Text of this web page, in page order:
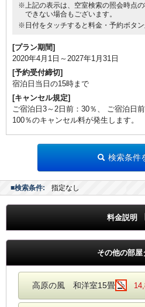
※上記の表示は、空室検索の照会時点
できない場合もございます。
※日付をタッチすると料金・予約ボタン
[プラン期間]
2020年4月1日～2027年1月31日
[予約受付締切]
宿泊日当日の15時まで
[キャンセル規定]
ご宿泊日3～2日前：30％、 ご宿泊日
100％のキャンセル料が発生します。
検索条件
■検索条件: 指定なし
料金説明
その他の部屋
高原の風 和洋室15畳